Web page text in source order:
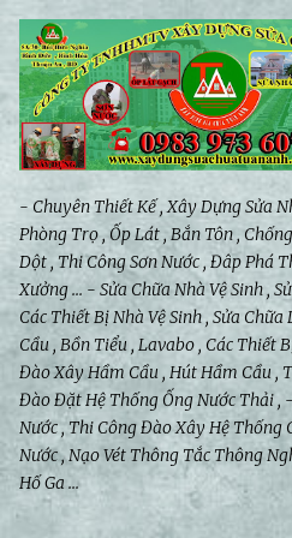
Chuyển đến nội
- Chuyên Thiết Kế , Xây Dựng Sửa
Phòng Trọ , Ốp Lát , Bắn Tôn ,
Dột , Thi Công Sơn Nước , Đâp Phá
Xưởng ... - Sửa Chữa Nhà Vệ Sinh ,
Các Thiết Bị Nhà Vệ Sinh , Sửa
Cầu , Bồn Tiểu , Lavabo , Các Thiết
Đào Xây Hầm Cầu , Hút Hầm Cầu ,
Đào Đặt Hệ Thống Ống Nước Thải ,
Nước , Thi Công Đào Xây Hệ Thống
Nước , Nạo Vét Thông Tắc Thông
Hố Ga ...